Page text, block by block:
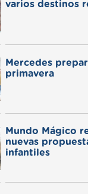
varios destinos
Mercedes
primavera
Mundo Mágico
nuevas
infantiles